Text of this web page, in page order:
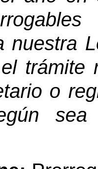
nuestra
trámite
o